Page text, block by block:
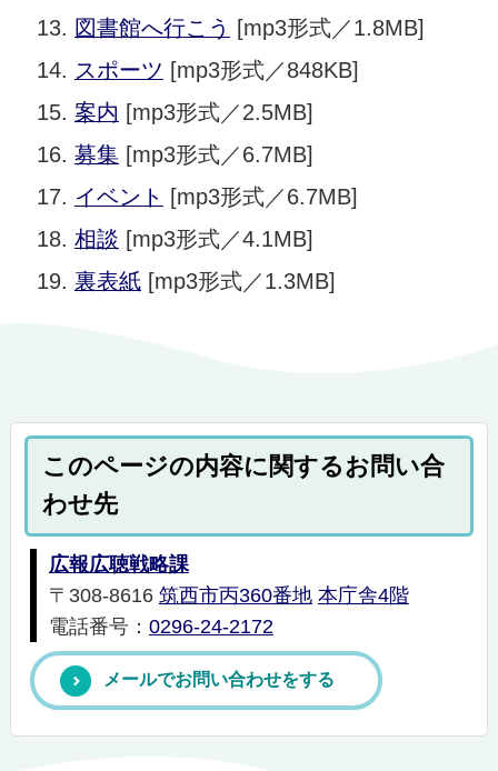
図書館へ行こう
[mp3形式／1.8MB]
スポーツ [mp3形式／848KB]
案内 [mp3形式／2.5MB]
募集 [mp3形式／6.7MB]
イベント
[mp3形式／6.7MB]
相談 [mp3形式／4.1MB]
裏表紙[mp3形式／1.3MB]
このページの内容に関するお問い合
わせ先
広報広聴戦略課
〒308-8616 筑西市丙360番地 本庁舎4階
電話番号： 0296-24-2172
メールでお問い合わせをする